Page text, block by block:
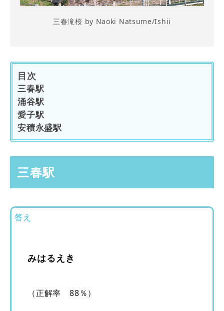
三春滝桜 by Naoki Natsume/Ishii
目次
三春駅
涌谷駅
愛子駅
安積永盛駅
三春駅
答え
みはるえき
（正解率 88％）